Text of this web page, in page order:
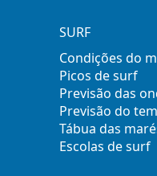
SURF
Condições do
Picos de surf
Previsão das
Previsão do
Tábua das
Escolas de surf